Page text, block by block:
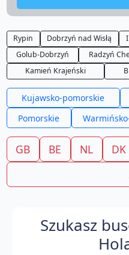
Rypin Dobrzyń nad Wisłą
Golub-Dobrzyń
Radzyń
Kamień Krajeński
Kujawsko-pomorskie
Pomorskie
GB BE NL DK
Szukasz